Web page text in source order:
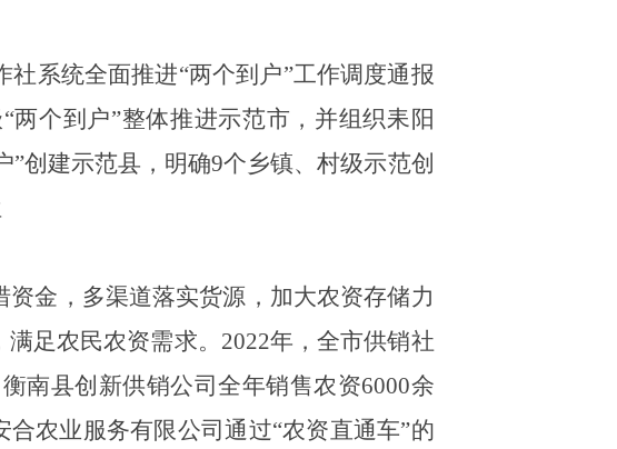
系统全面推进“两个到户”工作调度通报
个到户”整体推进示范市，并组织耒阳
”创建示范县，明确9个乡镇、村级示范创
金，多渠道落实货源，加大农资存储力
足农民农资需求。 2022年，全市供销社
南县创新供销公司全年销售农资6000余
农业服务有限公司通过“农资直通车”的